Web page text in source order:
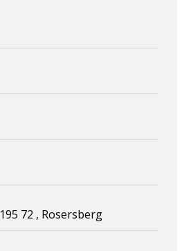
195 72 , Rosersberg